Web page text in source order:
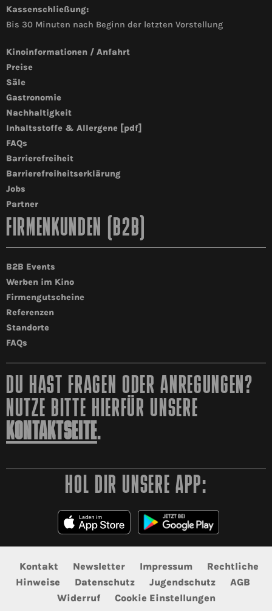
Kassenschließung:
Bis 30 Minuten nach Beginn der letzten Vorstellung
Kinoinformationen / Anfahrt
Preise
Säle
Gastronomie
Nachhaltigkeit
Inhaltsstoffe & Allergene [pdf]
FAQs
Barrierefreiheit
Barrierefreiheitserklärung
Jobs
Partner
FIRMENKUNDEN (B2B)
B2B Events
Werben im Kino
Firmengutscheine
Referenzen
Standorte
FAQs
DU HAST FRAGEN ODER ANREGUNGEN?
NUTZE BITTE HIERFÜR UNSERE
KONTAKTSEITE.
HOL DIR UNSERE APP:
Kontakt Newsletter Impressum
Rechtliche
Hinweise
Datenschutz Jugendschutz
AGB
Widerruf
Cookie Einstellungen